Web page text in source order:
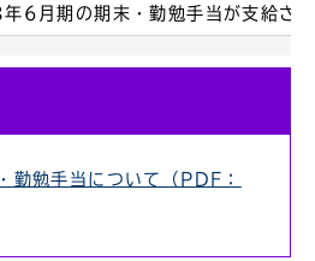
6月期の期末・勤勉手当が支給さ
勤勉手当について（PDF：